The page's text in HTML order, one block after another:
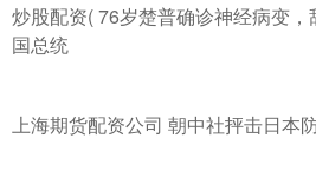
炒股配资( 76岁楚普确诊神经病变，
国总统
上海期货配资公司 朝中社抨击日本